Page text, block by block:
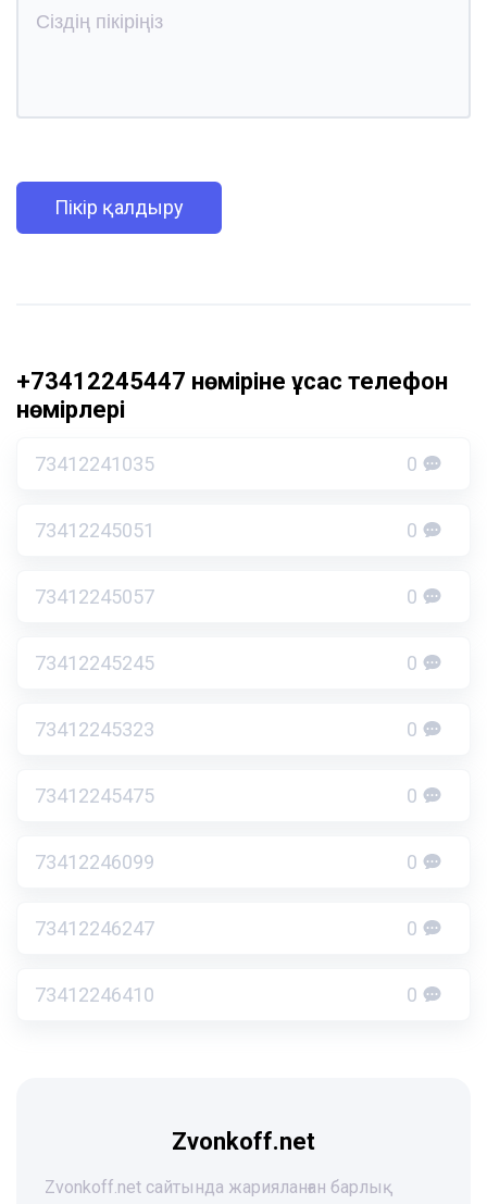
Пікір қалдыру
+73412245447 нөміріне ұқсас телефон
нөмірлері
73412241035 0
73412245051 0
73412245057 0
73412245245 0
73412245323 0
73412245475 0
73412246099 0
73412246247 0
73412246410 0
Zvonkoff.net
Zvonkoff.net сайтында жарияланған барлық